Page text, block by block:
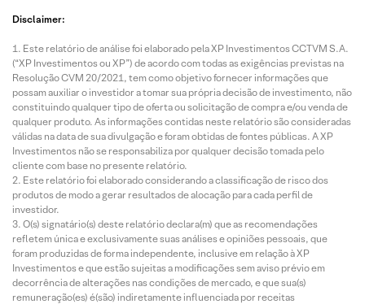
Disclaimer:
Este relatório de análise foi elaborado pela XP Investimentos CCTVM S.A.
(“XP Investimentos ou XP”) de acordo com todas as exigências previstas na
Resolução CVM 20/2021, tem como objetivo fornecer informações que
possam auxiliar o investidor a tomar sua própria decisão de investimento, não
constituindo qualquer tipo de oferta ou solicitação de compra e/ou venda de
qualquer produto. As informações contidas neste relatório são consideradas
válidas na data de sua divulgação e foram obtidas de fontes públicas. A XP
Investimentos não se responsabiliza por qualquer decisão tomada pelo
cliente com base no presente relatório.
Este relatório foi elaborado considerando a classificação de risco dos
produtos de modo a gerar resultados de alocação para cada perfil de
investidor.
O(s) signatário(s) deste relatório declara(m) que as recomendações
refletem única e exclusivamente suas análises e opiniões pessoais, que
foram produzidas de forma independente, inclusive em relação à XP
Investimentos e que estão sujeitas a modificações sem aviso prévio em
decorrência de alterações nas condições de mercado, e que sua(s)
remuneração(es) é(são) indiretamente influenciada por receitas